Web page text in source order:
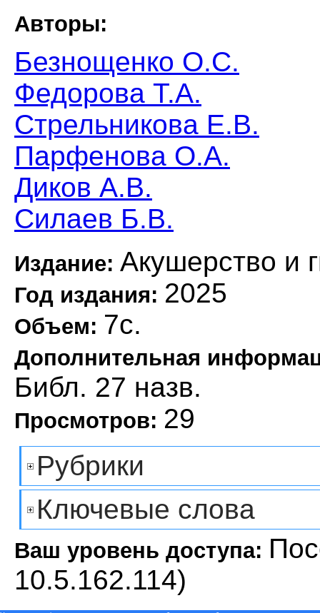
Авторы:
Безнощенко О.С.
Федорова Т.А.
Стрельникова Е.В.
Парфенова О.А.
Диков А.В.
Силаев Б.В.
Издание: Акушерство и
Год издания: 2025
Объем: 7с.
Дополнительная
Библ. 27 назв.
Просмотров: 29
Рубрики
Ключевые слова
Ваш уровень доступа:
10.5.162.114)